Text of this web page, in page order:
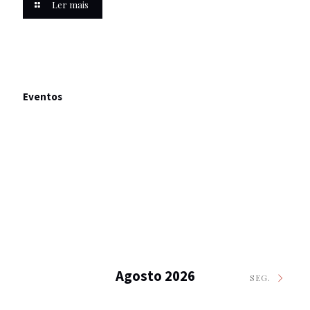
Ler mais
Eventos
Agosto 2026 SEG.